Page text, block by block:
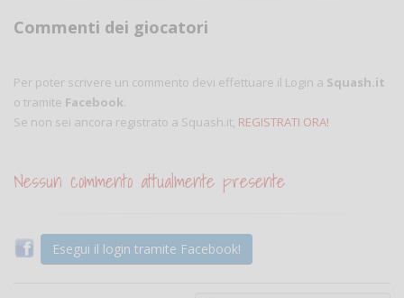
Commenti dei giocatori
Per poter scrivere un commento devi effettuare il Login a Squash.it
o tramite Facebook.
Se non sei ancora registrato a Squash.it, REGISTRATI ORA!
Nessun commento attualmente presente
Esegui il login tramite Facebook!